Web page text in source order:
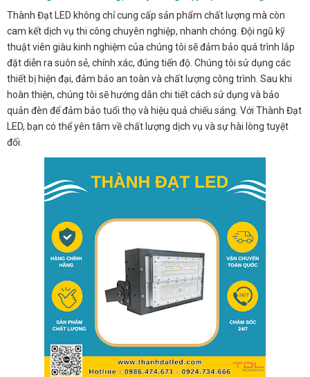
Thành Đạt LED không chỉ cung cấp sản phẩm chất lượng mà còn
cam kết dịch vụ thi công chuyên nghiệp, nhanh chóng. Đội ngũ kỹ
thuật viên giàu kinh nghiệm của chúng tôi sẽ đảm bảo quá trình lắp
đặt diễn ra suôn sẻ, chính xác, đúng tiến độ. Chúng tôi sử dụng các
thiết bị hiện đại, đảm bảo an toàn và chất lượng công trình. Sau khi
hoàn thiện, chúng tôi sẽ hướng dẫn chi tiết cách sử dụng và bảo
quản đèn để đảm bảo tuổi thọ và hiệu quả chiếu sáng. Với Thành Đạt
LED, bạn có thể yên tâm về chất lượng dịch vụ và sự hài lòng tuyệt
đối.